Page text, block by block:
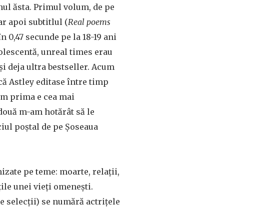
ăsta. Primul volum, de pe
apoi subtitlul (Real poems
secunde pe la 18-19 ani
unreal times erau
deja ultra bestseller. Acum
Astley editase între timp
prima e cea mai
m-am hotărât să le
poștal de pe Șoseaua
pe teme: moarte, relații,
unei vieți omenești.
selecții) se numără actrițele